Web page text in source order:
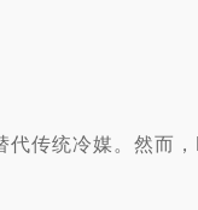
传统冷媒。然而